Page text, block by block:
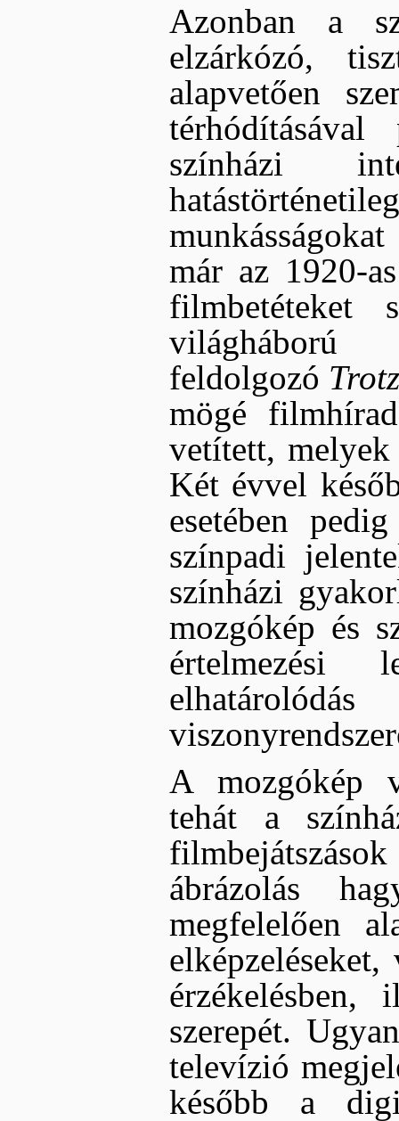
Azonban a
elzárkózó,
alapvetően
térhódításával
színházi
már az 1920-
filmbetéteket
világháború
feldolgozó
mögé
vetített,
Két évvel
esetében
színpadi
színházi
mozgókép és
A mozgókép
tehát a
ábrázolás
megfelelően
érzékelésben,
szerepét.
televízió
később a